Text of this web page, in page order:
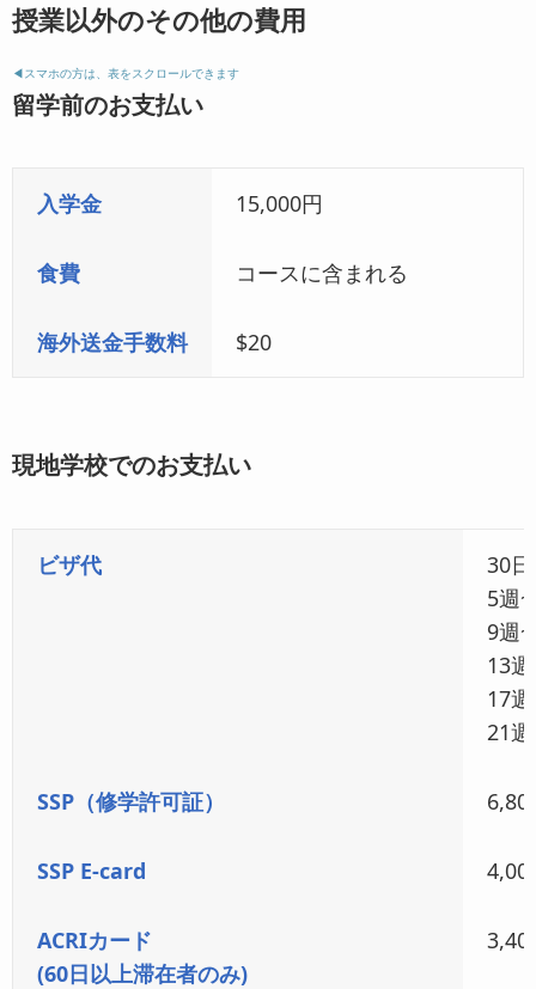
All Day（全日）コース
レギュラースクール 8コマ×50分
マンツーマン
Half Day（半日）コース
4コ
4コ
金曜日 クラ
土曜日 ス
グループクラス
マンツーマンクラス
授業以外のその他の費用
◀︎スマホの方は、表をスクロールできます
留学前のお支払い
入学金 15,000円
食費 コースに含まれる
海外送金手数料 $20
現地学校でのお支払い
ビザ代
30
5週
9週
13
17
21
SSP（修学許可証）
SSP E-card
ACRIカード
(60日以上滞在者のみ)